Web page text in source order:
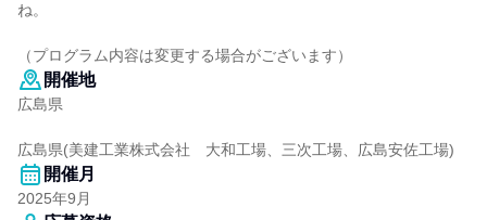
ね。
（プログラム内容は変更する場合がございます）
開催地
広島県
広島県(美建工業株式会社 大和工場、三次工場、広島安佐工場)
開催月
2025年9月